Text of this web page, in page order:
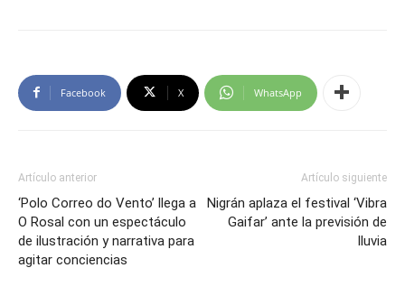
Facebook X WhatsApp
Artículo anterior
‘Polo Correo do Vento’ llega a
O Rosal con un espectáculo
de ilustración y narrativa para
agitar conciencias
Artículo siguiente
Nigrán aplaza el festival ‘Vibra
Gaifar’ ante la previsión de
lluvia